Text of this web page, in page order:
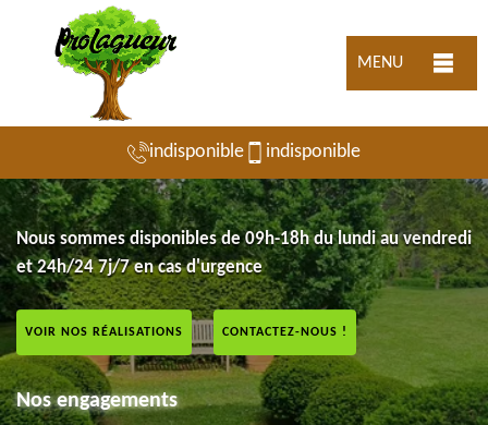
MENU
indisponible indisponible
Nous sommes disponibles de 09h-18h du lundi au vendredi
et 24h/24 7j/7 en cas d'urgence
VOIR NOS RÉALISATIONS CONTACTEZ-NOUS !
Nos engagements